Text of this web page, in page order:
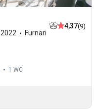
2022 Furnari
4,37(9)
1 WC